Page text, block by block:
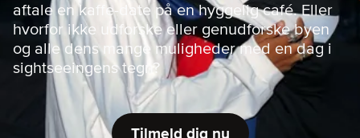
aftale en kaffe-date på en hyggelig café. Eller
hvorfor ikke udforske eller genudforske byen
og alle dens mange muligheder med en dag i
sightseeingens tegn?
Tilmeld dig nu